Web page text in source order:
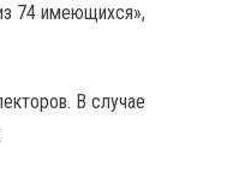
74 имеющихся»,
В случае